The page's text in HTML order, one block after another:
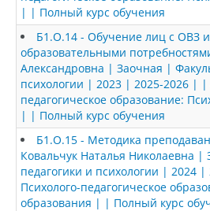
| | Полный курс обучения
Б1.О.14 - Обучение лиц с ОВЗ
образовательными
Александровна | Заочная |
психологии | 2023 | 2025-2026 | |
педагогическое образование:
| | Полный курс обучения
Б1.О.15 - Методика
Ковальчук Наталья Николаевна |
педагогики и психологии | 2024
Психолого-педагогическое
образования | | Полный курс